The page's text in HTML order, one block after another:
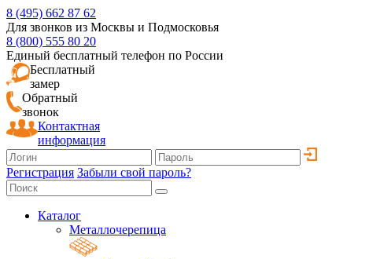
8 (495) 662 87 62
Для звонков из Москвы и Подмосковья
8 (800) 555 80 20
Единый бесплатный телефон по России
Бесплатный
замер
Обратный
звонок
Контактная
информация
Регистрация Забыли свой пароль?
Каталог
Металлочерепица